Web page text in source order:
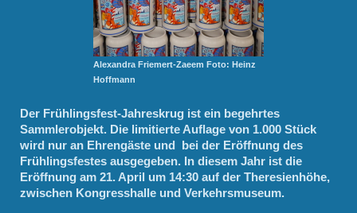
Alexandra Friemert-Zaeem Foto: Heinz
Hoffmann
Der Frühlingsfest-Jahreskrug ist ein begehrtes
Sammlerobjekt. Die limitierte Auflage von 1.000 Stück
wird nur an Ehrengäste und bei der Eröffnung des
Frühlingsfestes ausgegeben. In diesem Jahr ist die
Eröffnung am 21. April um 14:30 auf der Theresienhöhe,
zwischen Kongresshalle und Verkehrsmuseum.